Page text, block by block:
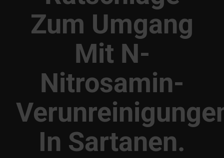
Zum Umgang
Mit N-
Nitrosamin-
In Sartanen.